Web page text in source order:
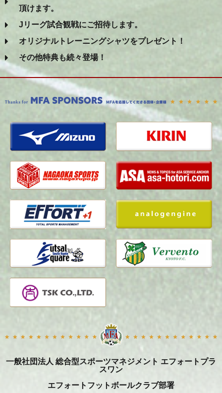
頂けます。
Jリーグ試合観戦にご招待します。
オリジナルトレーニングシャツをプレゼント！
その他特典も続々登場！
一般社団法人 総合型スポーツマネジメント エフォートプラ
スワン
エフォートフットボールクラブ部署